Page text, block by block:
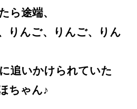
ら途端、
りんご、りんご、りん
追いかけられていた
ちゃん♪